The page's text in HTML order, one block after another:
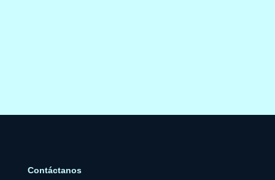
Contáctanos